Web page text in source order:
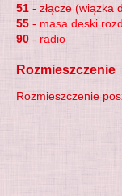
51 - złącze (wiązka
55 - masa deski
90 - radio
Rozmieszczenie
Rozmieszczenie